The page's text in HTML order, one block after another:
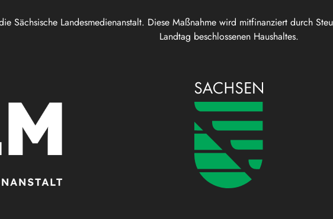
Sächsische Landesmedienanstalt. Diese Maßnahme wird mitfinanziert durch
Landtag beschlossenen Haushaltes.